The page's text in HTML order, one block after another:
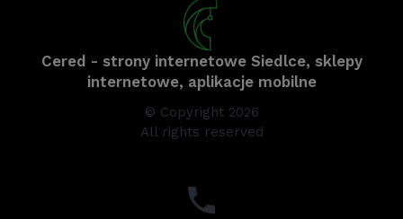
Cered - strony internetowe Siedlce, sklepy
internetowe, aplikacje mobilne
© Copyright 2026
All rights reserved